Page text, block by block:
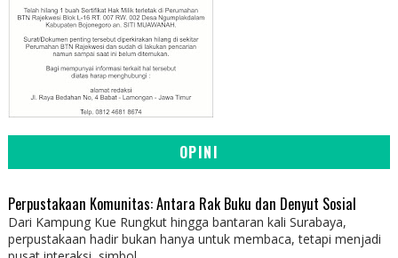
OPINI
Perpustakaan Komunitas: Antara Rak Buku dan Denyut Sosial
Dari Kampung Kue Rungkut hingga bantaran kali Surabaya,
perpustakaan hadir bukan hanya untuk membaca, tetapi menjadi